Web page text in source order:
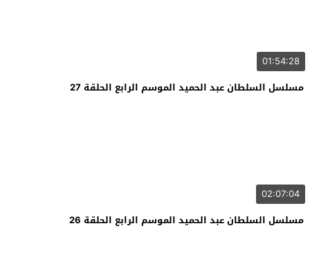
01:54:28
مسلسل السلطان عبد الحميد الموسم الرابع الحلقة 27
02:07:04
مسلسل السلطان عبد الحميد الموسم الرابع الحلقة 26